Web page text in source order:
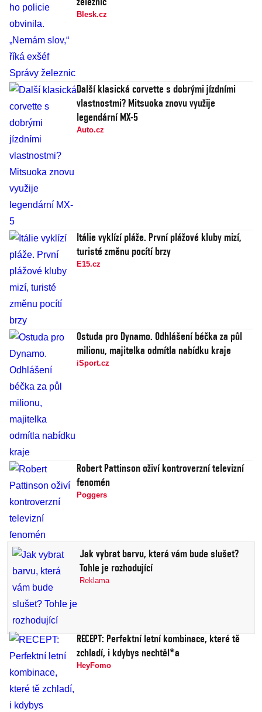
Blesk.cz
Další klasická corvette s dobrými jízdními
vlastnostmi? Mitsuoka znovu využije
legendární MX-5
Auto.cz
Itálie vyklízí pláže. První plážové kluby mizí,
turisté změnu pocítí brzy
E15.cz
Ostuda pro Dynamo. Odhlášení béčka za půl
milionu, majitelka odmítla nabídku kraje
iSport.cz
Robert Pattinson oživí kontroverzní televizní
fenomén
Poggers
Jak vybrat barvu, která vám bude slušet?
Tohle je rozhodující
Reklama
RECEPT: Perfektní letní kombinace, které tě
zchladí, i kdybys nechtěl*a
HeyFomo